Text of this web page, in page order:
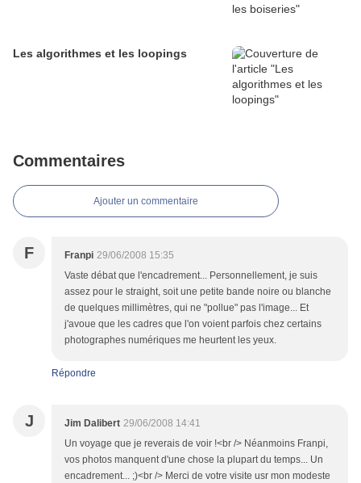
Les algorithmes et les loopings
Commentaires
Ajouter un commentaire
F Franpi 29/06/2008 15:35
Vaste débat que l'encadrement... Personnellement, je suis
assez pour le straight, soit une petite bande noire ou blanche
de quelques millimètres, qui ne "pollue" pas l'image... Et
j'avoue que les cadres que l'on voient parfois chez certains
photographes numériques me heurtent les yeux.
Répondre
J Jim Dalibert 29/06/2008 14:41
Un voyage que je reverais de voir !<br /> Néanmoins Franpi,
vos photos manquent d'une chose la plupart du temps... Un
encadrement... ;)<br /> Merci de votre visite usr mon modeste